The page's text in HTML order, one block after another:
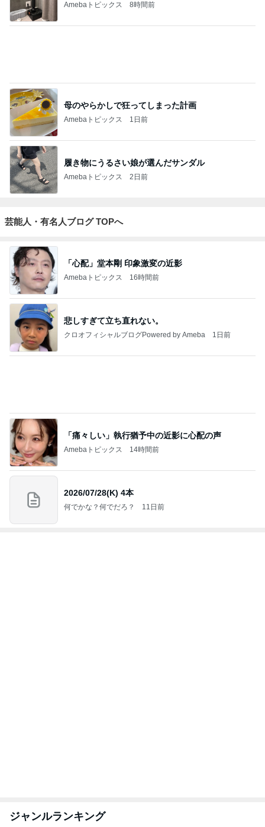
Amebaトピックス 8時間前
母のやらかしで狂ってしまった計画
Amebaトピックス 1日前
履き物にうるさい娘が選んだサンダル
Amebaトピックス 2日前
芸能人・有名人ブログ TOPへ
「心配」堂本剛 印象激変の近影
Amebaトピックス 16時間前
悲しすぎて立ち直れない。
クロオフィシャルブログPowered by Ameba 1日前
「痛々しい」執行猶予中の近影に心配の声
Amebaトピックス 14時間前
2026/07/28(K) 4本
何でかな？何でだろ？ 11日前
ジャンルランキング